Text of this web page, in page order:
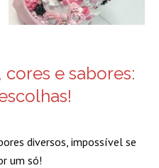
cores e sabores:
diversos, impossível se
um só!